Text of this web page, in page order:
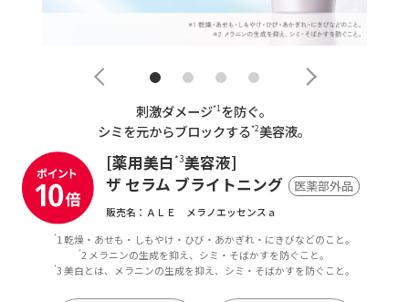
刺激ダメージ*1 を防ぐ。
シミを元からブロックする*2美容液。
[薬用美白*3美容液]
ザ セラム ブライトニング
医薬部外品
販売名：ＡＬＥ メラノエッセンスａ
* 1 乾燥・あせも・しもやけ・ひび・あかぎれ・にきびなどのこと。
*2 メラニンの生成を抑え、シミ・そばかすを防ぐこと。
*3 美白とは、メラニンの生成を抑え、シミ・そばかすを防ぐこと。